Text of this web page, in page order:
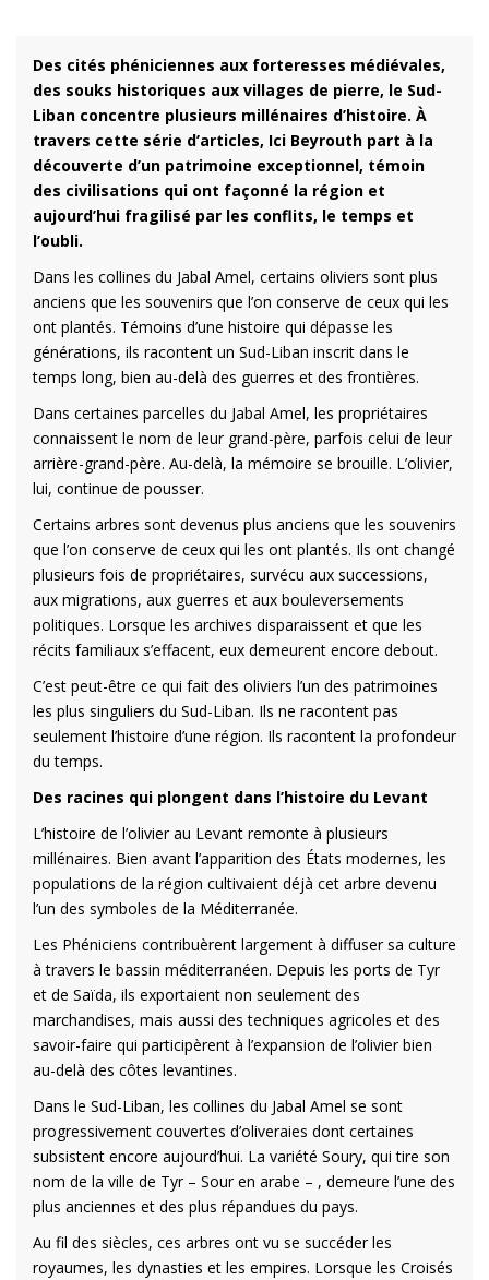
Des cités phéniciennes aux forteresses médiévales,
des souks historiques aux villages de pierre, le Sud-
Liban concentre plusieurs millénaires d’histoire. À
travers cette série d’articles, Ici Beyrouth part à la
découverte d’un patrimoine exceptionnel, témoin
des civilisations qui ont façonné la région et
aujourd’hui fragilisé par les conflits, le temps et
l’oubli.
Dans les collines du Jabal Amel, certains oliviers sont plus
anciens que les souvenirs que l’on conserve de ceux qui les
ont plantés. Témoins d’une histoire qui dépasse les
générations, ils racontent un Sud-Liban inscrit dans le
temps long, bien au-delà des guerres et des frontières.
Dans certaines parcelles du Jabal Amel, les propriétaires
connaissent le nom de leur grand-père, parfois celui de leur
arrière-grand-père. Au-delà, la mémoire se brouille. L’olivier,
lui, continue de pousser.
Certains arbres sont devenus plus anciens que les souvenirs
que l’on conserve de ceux qui les ont plantés. Ils ont changé
plusieurs fois de propriétaires, survécu aux successions,
aux migrations, aux guerres et aux bouleversements
politiques. Lorsque les archives disparaissent et que les
récits familiaux s’effacent, eux demeurent encore debout.
C’est peut-être ce qui fait des oliviers l’un des patrimoines
les plus singuliers du Sud-Liban. Ils ne racontent pas
seulement l’histoire d’une région. Ils racontent la profondeur
du temps.
Des racines qui plongent dans l’histoire du Levant
L’histoire de l’olivier au Levant remonte à plusieurs
millénaires. Bien avant l’apparition des États modernes, les
populations de la région cultivaient déjà cet arbre devenu
l’un des symboles de la Méditerranée.
Les Phéniciens contribuèrent largement à diffuser sa culture
à travers le bassin méditerranéen. Depuis les ports de Tyr
et de Saïda, ils exportaient non seulement des
marchandises, mais aussi des techniques agricoles et des
savoir-faire qui participèrent à l’expansion de l’olivier bien
au-delà des côtes levantines.
Dans le Sud-Liban, les collines du Jabal Amel se sont
progressivement couvertes d’oliveraies dont certaines
subsistent encore aujourd’hui. La variété Soury, qui tire son
nom de la ville de Tyr – Sour en arabe – , demeure l’une des
plus anciennes et des plus répandues du pays.
Au fil des siècles, ces arbres ont vu se succéder les
royaumes, les dynasties et les empires. Lorsque les Croisés